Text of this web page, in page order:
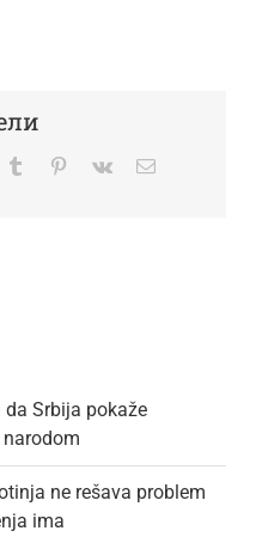
Tumblr Pinterest
Vk Email
Srbija pokaže
ne rešava problem
ima